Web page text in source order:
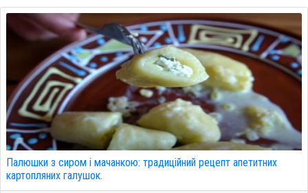
Палюшки з сиром і мачанкою: традиційний рецепт апетитних
картопляних галушок.